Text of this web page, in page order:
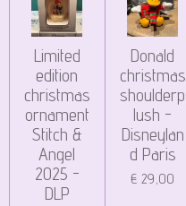
Limited
edition
christmas
ornament
Stitch &
Angel
2025 -
DLP
Donald
christmas
shoulderp
lush -
Disneylan
d Paris
€ 29,00